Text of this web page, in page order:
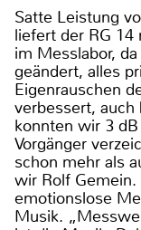
Satte Leistung
liefert der RG
im Messlabor,
geändert, alles
Eigenrauschen
verbessert,
konnten wir 3
Vorgänger
schon mehr als
wir Rolf
emotionslose
Musik.